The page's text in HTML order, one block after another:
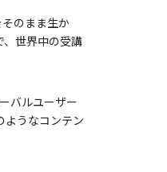
のまま生か
、世界中の受講
バルユーザー
ようなコンテン